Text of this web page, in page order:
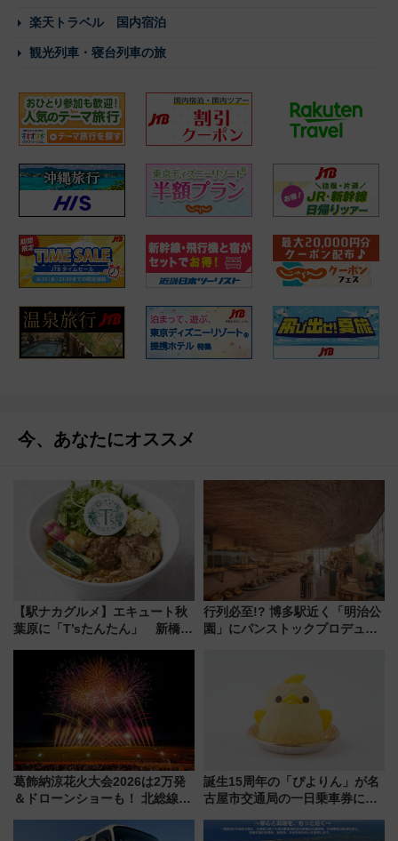
楽天トラベル 国内宿泊
観光列車・寝台列車の旅
今、あなたにオススメ
【駅ナカグルメ】エキュート秋
葉原に「T’sたんたん」 新橋に
饅」、オムライス専門店「肉と
たまご」新グルメ続々登場！
【2026年8月】
行列必至!? 博多駅近く「明治公
園」にパンストックプロデュー
葛飾納涼花火大会2026は2万発
＆ドローンショーも！ 北総線を
車、観覧スポット情報と周辺観
誕生15周年の「ぴよりん」が名
古屋市交通局の一日乗車券に！
定1万5000枚】